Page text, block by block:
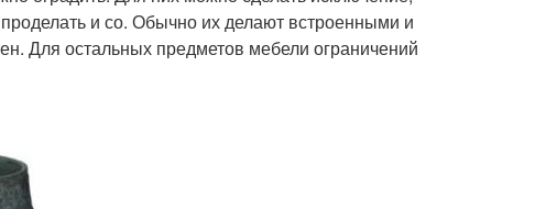
и со. Обычно их делают встроенными и
Для остальных предметов мебели ограничений